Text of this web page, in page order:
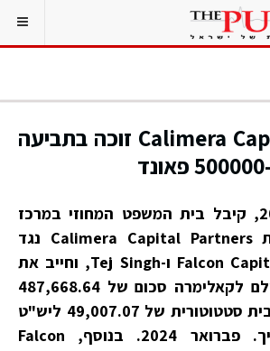
Calimera Capital Partner זוכה בתביעה
ב-31 בינואר 2024, קיבל בית המשפט המחוזי במרכז
לונדון את תביעת Calimera Capital Partners נגד
Falcon Capital Management ו-Tej Singh, וחייב את
שני הנתבעים לשלם לקאלימרה סכום של 487,668.64
ליש"ט יחד עם ריבית סטטוטורית של 49,007.07 ליש"ט
עד ה-14 בתאריך. פברואר 2024. בנוסף, Falcon